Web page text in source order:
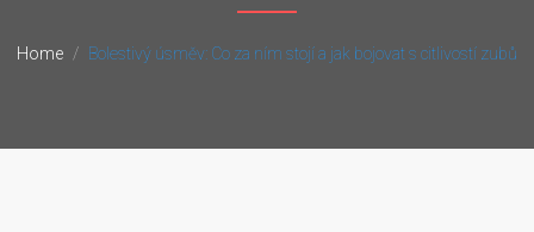
Home Bolestivý úsměv: Co za ním stojí a jak bojovat s citlivostí zubů